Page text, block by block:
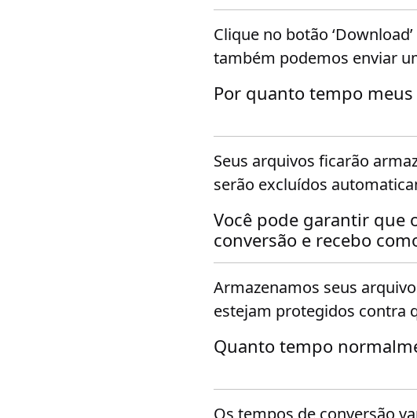
Clique no botão
também podemos enviar
Por quanto tempo
Seus arquivos ficarão
serão excluídos
Você pode garantir que
conversão e recebo
Armazenamos seus
estejam protegidos contra
Quanto tempo
Os tempos de conversão